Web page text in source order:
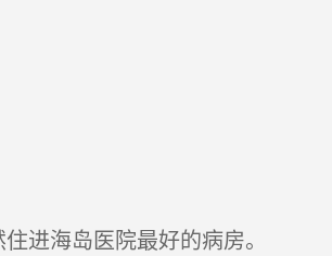
进海岛医院最好的病房。